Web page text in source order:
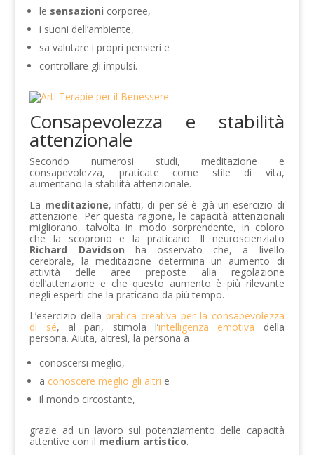
le sensazioni corporee,
i suoni dell’ambiente,
sa valutare i propri pensieri e
controllare gli impulsi.
Consapevolezza e stabilità
attenzionale
Secondo numerosi studi, meditazione e
consapevolezza, praticate come stile di vita,
aumentano la stabilità attenzionale.
La meditazione, infatti, di per sé è già un esercizio di
attenzione. Per questa ragione, le capacità attenzionali
migliorano, talvolta in modo sorprendente, in coloro
che la scoprono e la praticano. Il neuroscienziato
Richard Davidson ha osservato che, a livello
cerebrale, la meditazione determina un aumento di
attività delle aree preposte alla regolazione
dell’attenzione e che questo aumento è più rilevante
negli esperti che la praticano da più tempo.
L’esercizio dellapratica creativa per la consapevolezza
di sé, al pari, stimola l’intelligenza emotiva della
persona. Aiuta, altresì, la persona a
conoscersi meglio,
a conoscere meglio gli altri e
il mondo circostante,
grazie ad un lavoro sul potenziamento delle capacità
attentive con il medium artistico.